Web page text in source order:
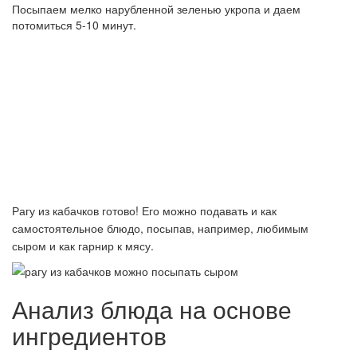
Посыпаем мелко нарубленной зеленью укропа и даем
потомиться 5-10 минут.
Рагу из кабачков готово! Его можно подавать и как
самостоятельное блюдо, посыпав, например, любимым
сыром и как гарнир к мясу.
Анализ блюда на основе
ингредиентов